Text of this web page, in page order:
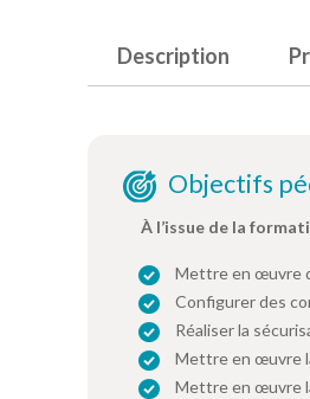
Description
Objectifs
À l’issue de la
Mettre en œuvre
Configurer des
Réaliser la
Mettre en œuvre
Mettre en œuvre